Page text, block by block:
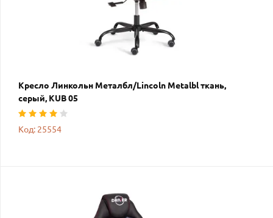
Кресло Линкольн Металбл/Lincoln Metalbl ткань,
серый, KUB 05
Код: 25554